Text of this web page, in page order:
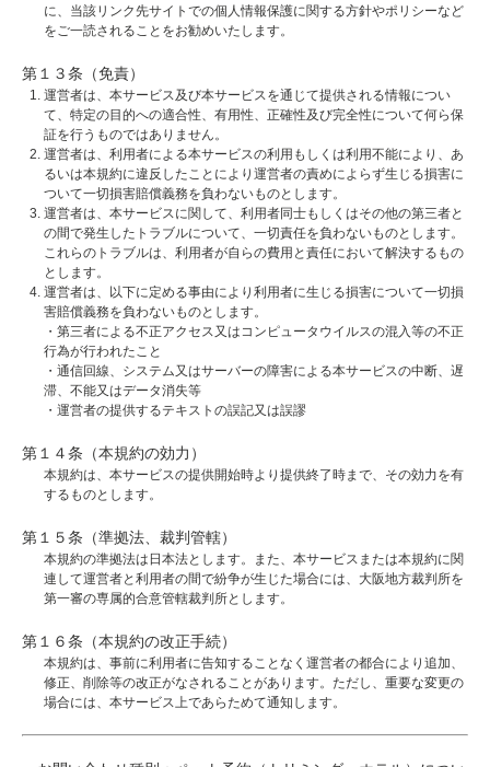
に、当該リンク先サイトでの個人情報保護に関する方針やポリシーなど
をご一読されることをお勧めいたします。
第１３条（免責）
運営者は、本サービス及び本サービスを通じて提供される情報につい
て、特定の目的への適合性、有用性、正確性及び完全性について何ら保
証を行うものではありません。
運営者は、利用者による本サービスの利用もしくは利用不能により、あ
るいは本規約に違反したことにより運営者の責めによらず生じる損害に
ついて一切損害賠償義務を負わないものとします。
運営者は、本サービスに関して、利用者同士もしくはその他の第三者と
の間で発生したトラブルについて、一切責任を負わないものとします。
これらのトラブルは、利用者が自らの費用と責任において解決するもの
とします。
運営者は、以下に定める事由により利用者に生じる損害について一切損
害賠償義務を負わないものとします。
・第三者による不正アクセス又はコンピュータウイルスの混入等の不正
行為が行われたこと
・通信回線、システム又はサーバーの障害による本サービスの中断、遅
滞、不能又はデータ消失等
・運営者の提供するテキストの誤記又は誤謬
第１４条（本規約の効力）
本規約は、本サービスの提供開始時より提供終了時まで、その効力を有
するものとします。
第１５条（準拠法、裁判管轄）
本規約の準拠法は日本法とします。また、本サービスまたは本規約に関
連して運営者と利用者の間で紛争が生じた場合には、大阪地方裁判所を
第一審の専属的合意管轄裁判所とします。
第１６条（本規約の改正手続）
本規約は、事前に利用者に告知することなく運営者の都合により追加、
修正、削除等の改正がなされることがあります。ただし、重要な変更の
場合には、本サービス上であらためて通知します。